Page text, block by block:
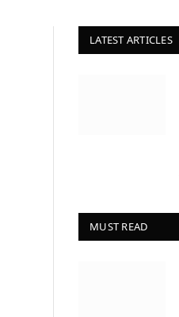
LATEST ARTICLES
MUST READ